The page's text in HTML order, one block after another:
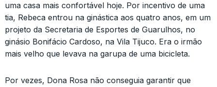
uma casa mais confortável hoje. Por incentivo de uma
tia, Rebeca entrou na ginástica aos quatro anos, em um
projeto da Secretaria de Esportes de Guarulhos, no
ginásio Bonifácio Cardoso, na Vila Tijuco. Era o irmão
mais velho que levava na garupa de uma bicicleta.
Por vezes, Dona Rosa não conseguia garantir que